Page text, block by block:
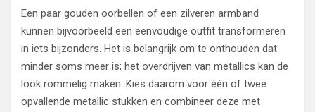
Een paar gouden oorbellen of een zilveren armband
kunnen bijvoorbeeld een eenvoudige outfit transformeren
in iets bijzonders. Het is belangrijk om te onthouden dat
minder soms meer is; het overdrijven van metallics kan de
look rommelig maken. Kies daarom voor één of twee
opvallende metallic stukken en combineer deze met